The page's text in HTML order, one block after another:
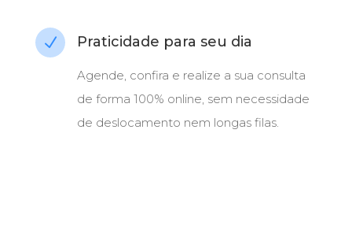
N Praticidade para seu dia
Agende, confira e realize a sua consulta
de forma 100% online, sem necessidade
de deslocamento nem longas filas.